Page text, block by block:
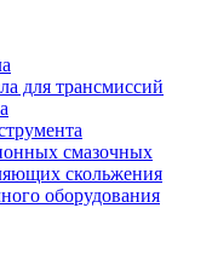
для трансмиссий
смазочных
скольжения
оборудования